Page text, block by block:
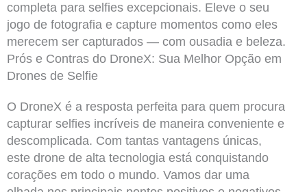
completa para selfies excepcionais. Eleve o seu
jogo de fotografia e capture momentos como eles
merecem ser capturados — com ousadia e beleza.
Prós e Contras do DroneX: Sua Melhor Opção em
Drones de Selfie
O DroneX é a resposta perfeita para quem procura
capturar selfies incríveis de maneira conveniente e
descomplicada. Com tantas vantagens únicas,
este drone de alta tecnologia está conquistando
corações em todo o mundo. Vamos dar uma